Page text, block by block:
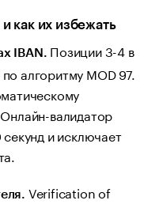
как их избежать
IBAN. Позиции 3-4 в
алгоритму MOD 97.
валидатор
и исключает
Verification of